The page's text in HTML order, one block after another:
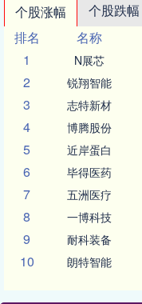
个股涨幅 个股跌幅
排名
名称
1
N展芯
2 锐翔智能
3 志特新材
4 博腾股份
5 近岸蛋白
6 毕得医药
7 五洲医疗
8 一博科技
9 耐科装备
10 朗特智能